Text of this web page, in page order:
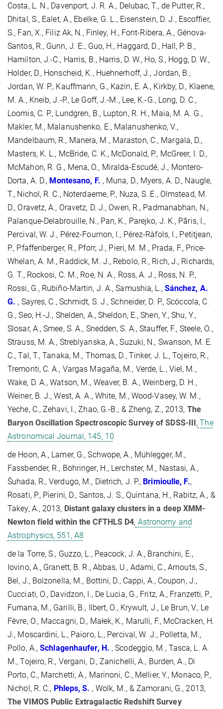
Costa, L. N., Davenport, J. R. A., Delubac, T., de Putter, R.,
Dhital, S., Ealet, A., Ebelke, G. L., Eisenstein, D. J., Escoffier,
S., Fan, X., Filiz Ak, N., Finley, H., Font-Ribera, A., Génova-
Santos, R., Gunn, J. E., Guo, H., Haggard, D., Hall, P. B.,
Hamilton, J.-C., Harris, B., Harris, D. W., Ho, S., Hogg, D. W.,
Holder, D., Honscheid, K., Huehnerhoff, J., Jordan, B.,
Jordan, W. P., Kauffmann, G., Kazin, E. A., Kirkby, D., Klaene,
M. A., Kneib, J.-P., Le Goff, J.-M., Lee, K.-G., Long, D. C.,
Loomis, C. P., Lundgren, B., Lupton, R. H., Maia, M. A. G.,
Makler, M., Malanushenko, E., Malanushenko, V.,
Mandelbaum, R., Manera, M., Maraston, C., Margala, D.,
Masters, K. L., McBride, C. K., McDonald, P., McGreer, I. D.,
McMahon, R. G., Mena, O., Miralda-Escudé, J., Montero-
Dorta, A. D., Montesano, F. , Muna, D., Myers, A. D., Naugle,
T., Nichol, R. C., Noterdaeme, P., Nuza, S. E., Olmstead, M.
D., Oravetz, A., Oravetz, D. J., Owen, R., Padmanabhan, N.,
Palanque-Delabrouille, N., Pan, K., Parejko, J. K., Pâris, I.,
Percival, W. J., Pérez-Fournon, I., Pérez-Ràfols, I., Petitjean,
P., Pfaffenberger, R., Pforr, J., Pieri, M. M., Prada, F., Price-
Whelan, A. M., Raddick, M. J., Rebolo, R., Rich, J., Richards,
G. T., Rockosi, C. M., Roe, N. A., Ross, A. J., Ross, N. P.,
Rossi, G., Rubiño-Martin, J. A., Samushia, L., Sánchez, A.
G. , Sayres, C., Schmidt, S. J., Schneider, D. P., Scóccola, C.
G., Seo, H.-J., Shelden, A., Sheldon, E., Shen, Y., Shu, Y.,
Slosar, A., Smee, S. A., Snedden, S. A., Stauffer, F., Steele, O.,
Strauss, M. A., Streblyanska, A., Suzuki, N., Swanson, M. E.
C., Tal, T., Tanaka, M., Thomas, D., Tinker, J. L., Tojeiro, R.,
Tremonti, C. A., Vargas Magaña, M., Verde, L., Viel, M.,
Wake, D. A., Watson, M., Weaver, B. A., Weinberg, D. H.,
Weiner, B. J., West, A. A., White, M., Wood-Vasey, W. M.,
Yeche, C., Zehavi, I., Zhao, G.-B., & Zheng, Z., 2013, The
Baryon Oscillation Spectroscopic Survey of SDSS-III, The
Astronomical Journal, 145, 10
de Hoon, A., Lamer, G., Schwope, A., Mühlegger, M.,
Fassbender, R., Böhringer, H., Lerchster, M., Nastasi, A.,
Šuhada, R., Verdugo, M., Dietrich, J. P., Brimioulle, F.,
Rosati, P., Pierini, D., Santos, J. S., Quintana, H., Rabitz, A., &
Takey, A., 2013, Distant galaxy clusters in a deep XMM-
Newton field within the CFTHLS D4, Astronomy and
Astrophysics, 551, A8
de la Torre, S., Guzzo, L., Peacock, J. A., Branchini, E.,
Iovino, A., Granett, B. R., Abbas, U., Adami, C., Arnouts, S.,
Bel, J., Bolzonella, M., Bottini, D., Cappi, A., Coupon, J.,
Cucciati, O., Davidzon, I., De Lucia, G., Fritz, A., Franzetti, P.,
Fumana, M., Garilli, B., Ilbert, O., Krywult, J., Le Brun, V., Le
Fèvre, O., Maccagni, D., Małek, K., Marulli, F., McCracken, H.
J., Moscardini, L., Paioro, L., Percival, W. J., Polletta, M.,
Pollo, A.,Schlagenhaufer, H. , Scodeggio, M., Tasca, L. A.
M., Tojeiro, R., Vergani, D., Zanichelli, A., Burden, A., Di
Porto, C., Marchetti, A., Marinoni, C., Mellier, Y., Monaco, P.,
Nichol, R. C., Phleps, S. , Wolk, M., & Zamorani, G., 2013,
The VIMOS Public Extragalactic Redshift Survey